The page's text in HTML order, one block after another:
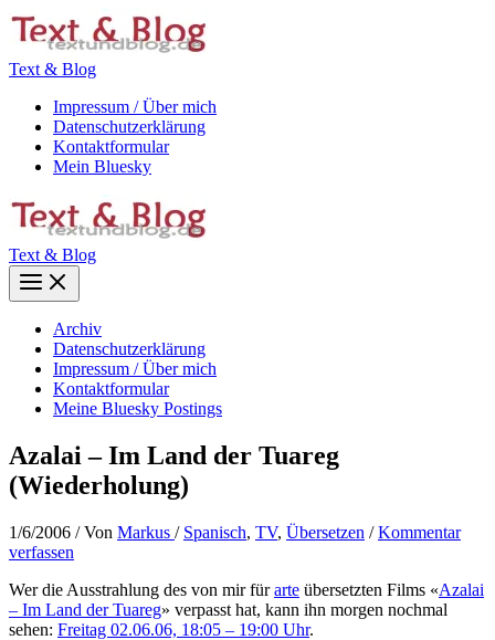
Zum
Inhalt
Text & Blog
Impressum / Über mich
Datenschutzerklärung
Kontaktformular
Mein Bluesky
Text & Blog
Main
Menu
Archiv
Datenschutzerklärung
Impressum / Über mich
Kontaktformular
Meine Bluesky Postings
Azalai – Im Land der Tuareg
(Wiederholung)
1/6/2006 / Von Markus / Spanisch, TV, Übersetzen /Kommentar
verfassen
Wer die Ausstrahlung des von mir fürarte übersetzten Films «Azalai
– Im Land der Tuareg» verpasst hat, kann ihn morgen nochmal
sehen: Freitag 02.06.06, 18:05 – 19:00 Uhr.